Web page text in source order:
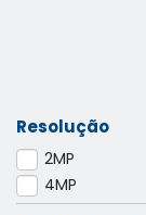
Resolução
2MP
4MP